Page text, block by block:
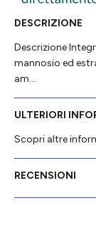
DESCRIZIONE
Descrizione
mannosio ed
am…
ULTERIORI
Scopri altre
RECENSIONI